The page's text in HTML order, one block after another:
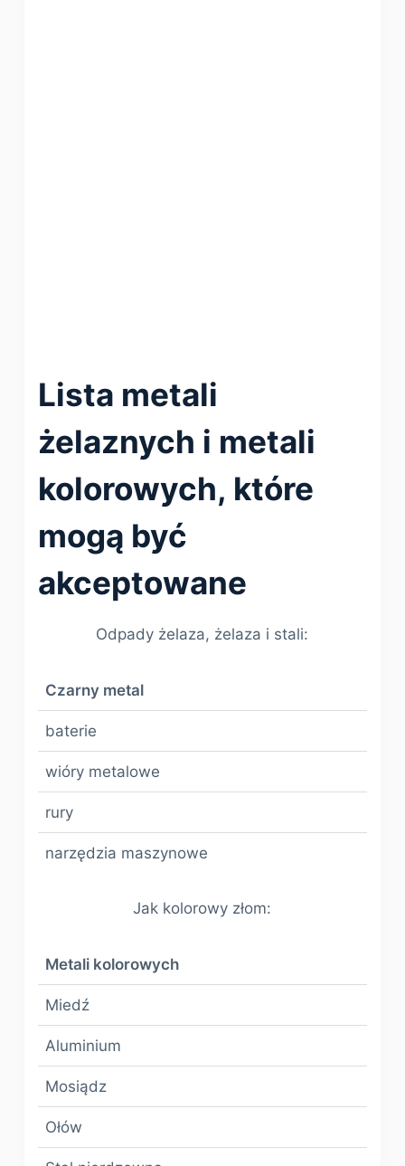
Lista metali
żelaznych i metali
kolorowych, które
mogą być
akceptowane
Odpady żelaza, żelaza i stali:
Czarny metal
baterie
wióry metalowe
rury
narzędzia maszynowe
Jak kolorowy złom:
Metali kolorowych
Miedź
Aluminium
Mosiądz
Ołów